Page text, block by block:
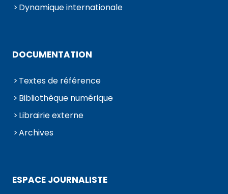
Dynamique internationale
DOCUMENTATION
Textes de référence
Bibliothèque numérique
Librairie externe
Archives
ESPACE JOURNALISTE